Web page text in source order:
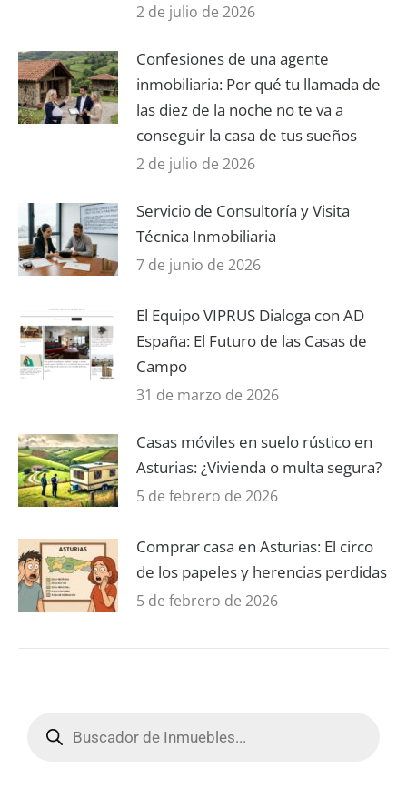
2 de julio de 2026
Confesiones de una agente
inmobiliaria: Por qué tu llamada de
las diez de la noche no te va a
conseguir la casa de tus sueños
2 de julio de 2026
Servicio de Consultoría y Visita
Técnica Inmobiliaria
7 de junio de 2026
El Equipo VIPRUS Dialoga con AD
España: El Futuro de las Casas de
Campo
31 de marzo de 2026
Casas móviles en suelo rústico en
Asturias: ¿Vivienda o multa segura?
5 de febrero de 2026
Comprar casa en Asturias: El circo
de los papeles y herencias perdidas
5 de febrero de 2026
productos